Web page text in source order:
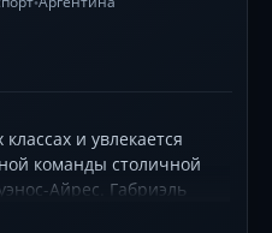
и увлекается
команды столичной
Айрес. Габриэль
учиться в школе, и